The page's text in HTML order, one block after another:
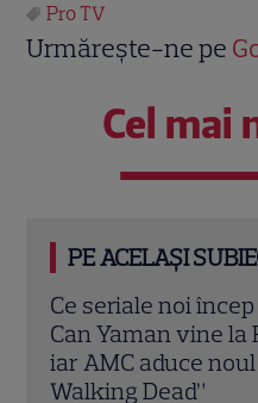
Pro TV
Urmărește-ne pe
Cel mai
PE ACELAȘI
Ce seriale noi
Can Yaman vine la
iar AMC aduce
Walking Dead”